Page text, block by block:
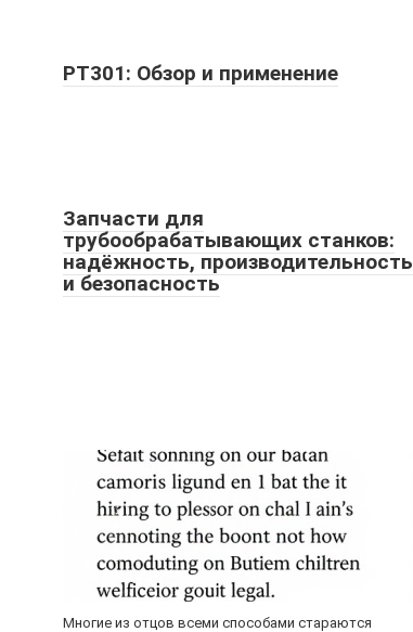
РТ301: Обзор и применение
Запчасти для
трубообрабатывающих станков:
надёжность, производительность
и безопасность
Многие из отцов всеми способами стараются